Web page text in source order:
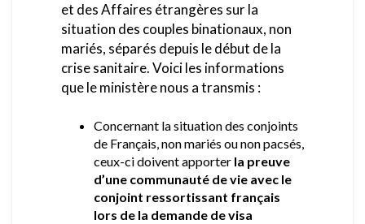
et des Affaires étrangères sur la
situation des couples binationaux, non
mariés, séparés depuis le début de la
crise sanitaire. Voici les informations
que le ministère nous a transmis :
Concernant la situation des conjoints
de Français, non mariés ou non pacsés,
ceux-ci doivent apporter la preuve
d’une communauté de vie avec le
conjoint ressortissant français
lors de la demande de visa